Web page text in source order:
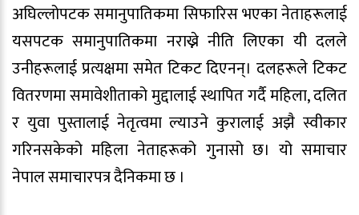
अघिल्लोपटक समानुपातिकमा सिफारिस भएका नेताहरूलाई
यसपटक समानुपातिकमा नराख्ने नीति लिएका यी दलले
उनीहरूलाई प्रत्यक्षमा समेत टिकट दिएनन्। दलहरूले टिकट
वितरणमा समावेशीताको मुद्दालाई स्थापित गर्दै महिला, दलित
र युवा पुस्तालाई नेतृत्वमा ल्याउने कुरालाई अझै स्वीकार
गरिनसकेको महिला नेताहरूको गुनासो छ। यो समाचार
नेपाल समाचारपत्र दैनिकमा छ ।